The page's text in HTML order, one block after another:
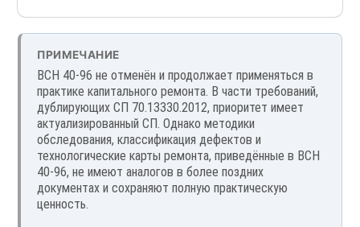
ПРИМЕЧАНИЕ
ВСН 40-96 не отменён и продолжает применяться в
практике капитального ремонта. В части требований,
дублирующих СП 70.13330.2012, приоритет имеет
актуализированный СП. Однако методики
обследования, классификация дефектов и
технологические карты ремонта, приведённые в ВСН
40-96, не имеют аналогов в более поздних
документах и сохраняют полную практическую
ценность.